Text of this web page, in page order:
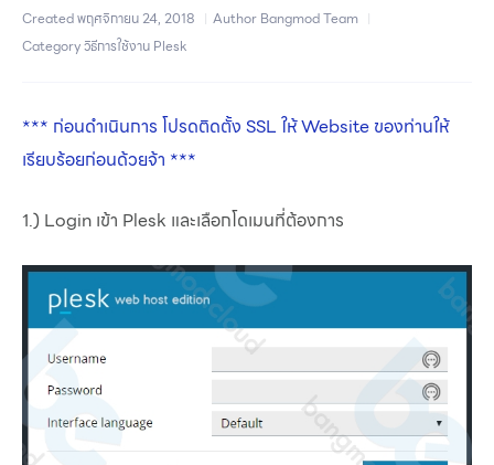
Createdพฤศจิกายน 24, 2018 Author Bangmod Team
Categoryวิธีการใช้งาน Plesk
*** ก่อนดำเนินการ โปรดติดตั้ง SSL ให้ Website ของท่านให้
เรียบร้อยก่อนด้วยจ้า ***
1.) Login เข้า Plesk และเลือกโดเมนที่ต้องการ